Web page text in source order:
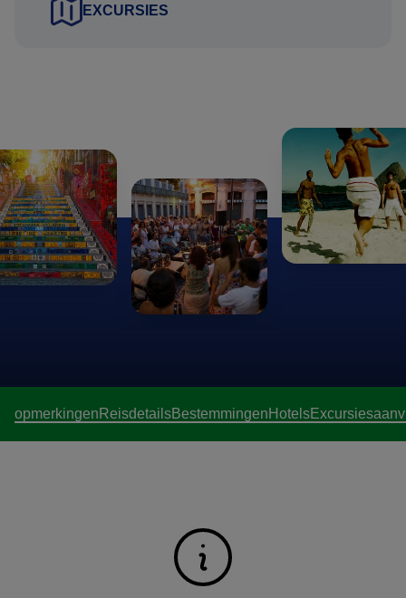
Uitkijkend naar uw reactie.
Hartelijke groet namens het BRS team,
Gustavo Lucena Lage
EXCURSIES
opmerkingenReisdetailsBestemmingenHotelsExcursies